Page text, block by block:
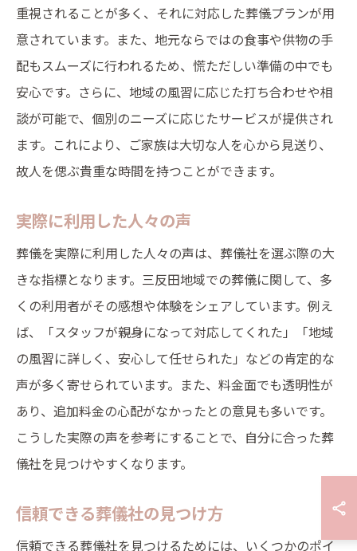
重視されることが多く、それに対応した葬儀プランが用
意されています。また、地元ならではの食事や供物の手
配もスムーズに行われるため、慌ただしい準備の中でも
安心です。さらに、地域の風習に応じた打ち合わせや相
談が可能で、個別のニーズに応じたサービスが提供され
ます。これにより、ご家族は大切な人を心から見送り、
故人を偲ぶ貴重な時間を持つことができます。
実際に利用した人々の声
葬儀を実際に利用した人々の声は、葬儀社を選ぶ際の大
きな指標となります。三反田地域での葬儀に関して、多
くの利用者がその感想や体験をシェアしています。例え
ば、「スタッフが親身になって対応してくれた」「地域
の風習に詳しく、安心して任せられた」などの肯定的な
声が多く寄せられています。また、料金面でも透明性が
あり、追加料金の心配がなかったとの意見も多いです。
こうした実際の声を参考にすることで、自分に合った葬
儀社を見つけやすくなります。
信頼できる葬儀社の見つけ方
信頼できる葬儀社を見つけるためには、いくつかのポイ